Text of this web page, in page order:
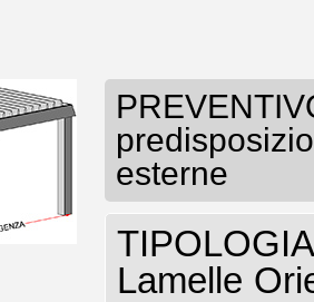
esterne
Lamelle